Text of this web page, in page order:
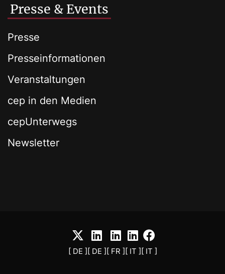
Presse & Events
Presse
Presseinformationen
Veranstaltungen
cep in den Medien
cepUnterwegs
Newsletter
[ DE ] [ DE ] [ FR ] [ IT ] [ IT ]